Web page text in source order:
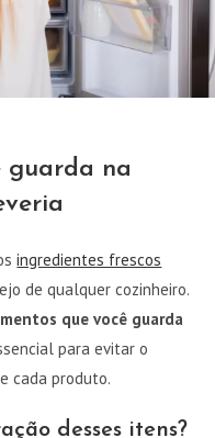
guarda na
ingredientes frescos
de qualquer cozinheiro.
que você guarda
para evitar o
cada produto.
desses itens?